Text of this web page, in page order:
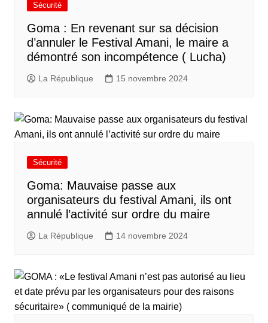
Sécurité
Goma : En revenant sur sa décision
d’annuler le Festival Amani, le maire a
démontré son incompétence ( Lucha)
La République 15 novembre 2024
Sécurité
Goma: Mauvaise passe aux
organisateurs du festival Amani, ils ont
annulé l’activité sur ordre du maire
La République 14 novembre 2024